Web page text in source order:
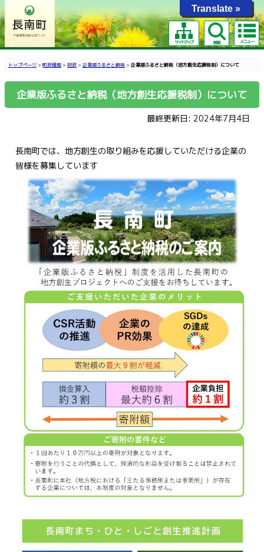
サイトマップ 検索 メニュー
トップページ > 町政情報 > 財政 > 企業版ふるさと納税 > 企業版ふるさと納税（地方創生応援税制）について
企業版ふるさと納税（地方創生応援税制）について
最終更新日: 2024年7月4日
長南町では、地方創生の取り組みを応援していただける企業の
皆様を募集しています
Translate »